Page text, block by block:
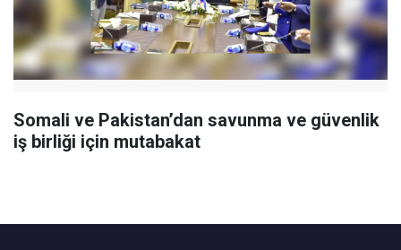
Somali ve Pakistan’dan savunma ve güvenlik
iş birliği için mutabakat